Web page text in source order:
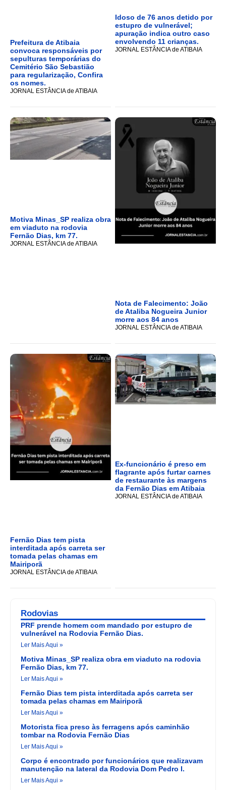
Prefeitura de Atibaia
convoca responsáveis por
sepulturas temporárias do
Cemitério São Sebastião
para regularização, Confira
os nomes.
JORNAL ESTÂNCIA de ATIBAIA
Idoso de 76 anos detido por
estupro de vulnerável;
apuração indica outro caso
envolvendo 11 crianças.
JORNAL ESTÂNCIA de ATIBAIA
Motiva Minas_SP realiza obra
em viaduto na rodovia
Fernão Dias, km 77.
JORNAL ESTÂNCIA de ATIBAIA
Nota de Falecimento: João
de Ataliba Nogueira Junior
morre aos 84 anos
JORNAL ESTÂNCIA de ATIBAIA
Fernão Dias tem pista
interditada após carreta ser
tomada pelas chamas em
Mairiporã
JORNAL ESTÂNCIA de ATIBAIA
Ex-funcionário é preso em
flagrante após furtar carnes
de restaurante às margens
da Fernão Dias em Atibaia
JORNAL ESTÂNCIA de ATIBAIA
Rodovias
PRF prende homem com mandado por estupro de
vulnerável na Rodovia Fernão Dias.
Ler Mais Aqui »
Motiva Minas_SP realiza obra em viaduto na rodovia
Fernão Dias, km 77.
Ler Mais Aqui »
Fernão Dias tem pista interditada após carreta ser
tomada pelas chamas em Mairiporã
Ler Mais Aqui »
Motorista fica preso às ferragens após caminhão
tombar na Rodovia Fernão Dias
Ler Mais Aqui »
Corpo é encontrado por funcionários que realizavam
manutenção na lateral da Rodovia Dom Pedro I.
Ler Mais Aqui »